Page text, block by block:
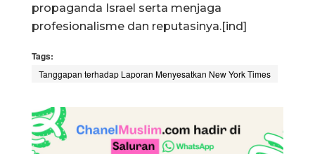
propaganda Israel serta menjaga
profesionalisme dan reputasinya.[ind]
Tags:
Tanggapan terhadap Laporan Menyesatkan New York Times